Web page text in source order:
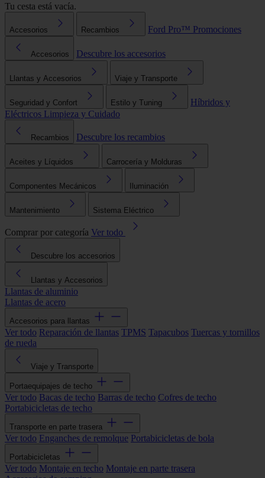
Tu cesta está vacía.
Accesorios Recambios Ford Pro™ Promociones
Accesorios Descubre los accesorios
Llantas y Accesorios Viaje y Transporte
Seguridad y Confort Estilo y Tuning
Híbridos y
Eléctricos Limpieza y Cuidado
Recambios Descubre los recambios
Aceites y Líquidos Carrocería y Molduras
Componentes Mecánicos Iluminación
Mantenimiento Sistema Eléctrico
Comprar por categoría Ver todo
Descubre los accesorios
Llantas y Accesorios
Llantas de aluminio
Llantas de acero
Accesorios para llantas
Ver todo Reparación de llantas TPMS Tapacubos Tuercas y tornillos
de rueda
Viaje y Transporte
Portaequipajes de techo
Ver todo Bacas de techo Barras de techo Cofres de techo
Portabicicletas de techo
Transporte en parte trasera
Ver todo Enganches de remolque Portabicicletas de bola
Portabicicletas
Ver todo Montaje en techo Montaje en parte trasera